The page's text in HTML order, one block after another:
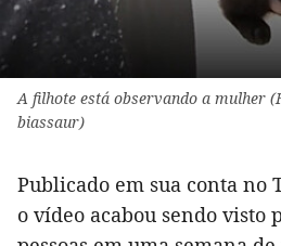
A filhote está observando a mulher
biassaur)
Publicado em sua conta no
o vídeo acabou sendo visto